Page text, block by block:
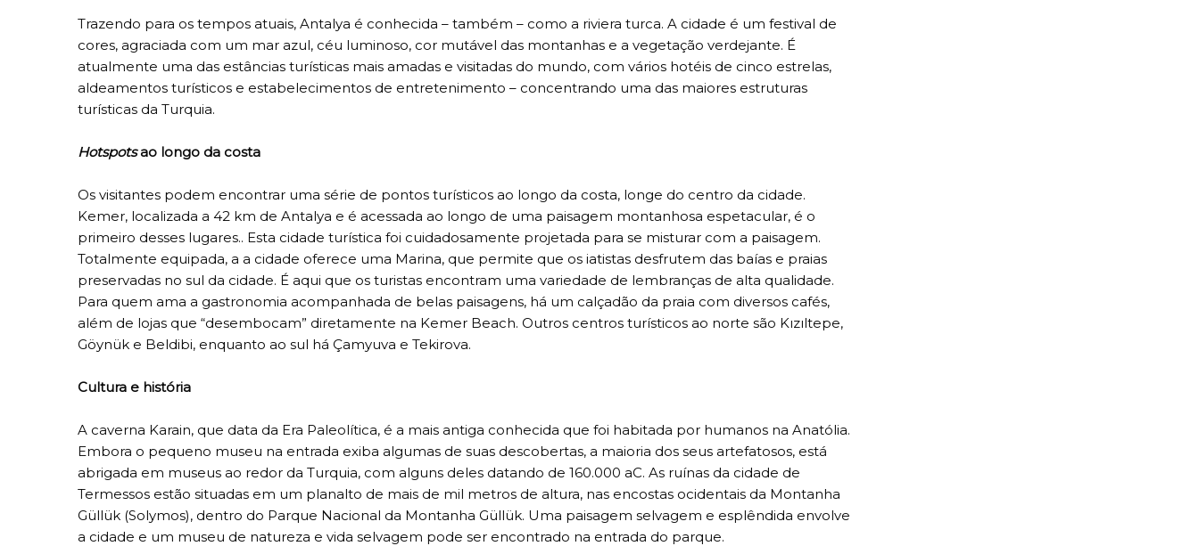
Trazendo para os tempos atuais, Antalya é conhecida – também – como a riviera turca. A cidade é um festival de
cores, agraciada com um mar azul, céu luminoso, cor mutável das montanhas e a vegetação verdejante. É
atualmente uma das estâncias turísticas mais amadas e visitadas do mundo, com vários hotéis de cinco estrelas,
aldeamentos turísticos e estabelecimentos de entretenimento – concentrando uma das maiores estruturas
turísticas da Turquia.
Hotspotsao longo da costa
Os visitantes podem encontrar uma série de pontos turísticos ao longo da costa, longe do centro da cidade.
Kemer, localizada a 42 km de Antalya e é acessada ao longo de uma paisagem montanhosa espetacular, é o
primeiro desses lugares.. Esta cidade turística foi cuidadosamente projetada para se misturar com a paisagem.
Totalmente equipada, a a cidade oferece uma Marina, que permite que os iatistas desfrutem das baías e praias
preservadas no sul da cidade. É aqui que os turistas encontram uma variedade de lembranças de alta qualidade.
Para quem ama a gastronomia acompanhada de belas paisagens, há um calçadão da praia com diversos cafés,
além de lojas que “desembocam” diretamente na Kemer Beach. Outros centros turísticos ao norte são Kızıltepe,
Göynük e Beldibi, enquanto ao sul há Çamyuva e Tekirova.
Cultura e história
A caverna Karain, que data da Era Paleolítica, é a mais antiga conhecida que foi habitada por humanos na Anatólia.
Embora o pequeno museu na entrada exiba algumas de suas descobertas, a maioria dos seus artefatosos, está
abrigada em museus ao redor da Turquia, com alguns deles datando de 160.000 aC. As ruínas da cidade de
Termessos estão situadas em um planalto de mais de mil metros de altura, nas encostas ocidentais da Montanha
Güllük (Solymos), dentro do Parque Nacional da Montanha Güllük. Uma paisagem selvagem e esplêndida envolve
a cidade e um museu de natureza e vida selvagem pode ser encontrado na entrada do parque.